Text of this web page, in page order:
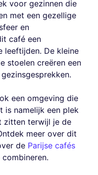
voor gezinnen die
met een gezellige
en
café een
leeftijden. De kleine
stoelen creëren een
een omgeving die
is namelijk een plek
zitten terwijl je de
meer over dit
de Parijse cafés